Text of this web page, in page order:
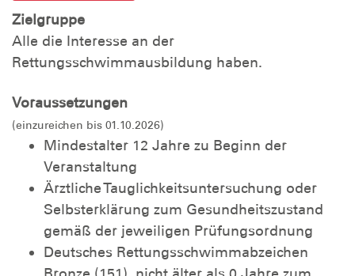
Zielgruppe
Alle die Interesse an der
Rettungsschwimmausbildung haben.
Voraussetzungen
(einzureichen bis 01.10.2026)
Mindestalter 12 Jahre zu Beginn der
Veranstaltung
Ärztliche Tauglichkeitsuntersuchung oder
Selbsterklärung zum Gesundheitszustand
gemäß der jeweiligen Prüfungsordnung
Deutsches Rettungsschwimmabzeichen